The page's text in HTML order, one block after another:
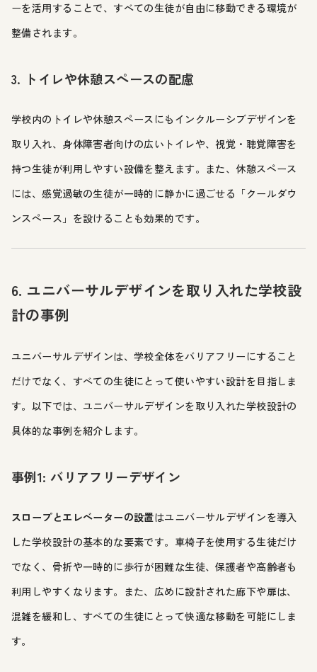
ーを活用することで、すべての生徒が自由に移動できる環境が
整備されます。
3. トイレや休憩スペースの配慮
学校内のトイレや休憩スペースにもインクルーシブデザインを
取り入れ、身体障害者向けの広いトイレや、視覚・聴覚障害を
持つ生徒が利用しやすい設備を整えます。また、休憩スペース
には、感覚過敏の生徒が一時的に静かに過ごせる「クールダウ
ンスペース」を設けることも効果的です。
6. ユニバーサルデザインを取り入れた学校設
計の事例
ユニバーサルデザインは、学校全体をバリアフリーにすること
だけでなく、すべての生徒にとって使いやすい設計を目指しま
す。以下では、ユニバーサルデザインを取り入れた学校設計の
具体的な事例を紹介します。
事例1: バリアフリーデザイン
スロープとエレベーターの設置はユニバーサルデザインを導入
した学校設計の基本的な要素です。車椅子を使用する生徒だけ
でなく、骨折や一時的に歩行が困難な生徒、保護者や高齢者も
利用しやすくなります。また、広めに設計された廊下や扉は、
混雑を緩和し、すべての生徒にとって快適な移動を可能にしま
す。